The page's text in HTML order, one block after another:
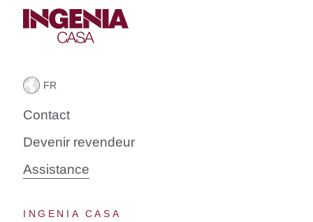
Contact
Devenir revendeur
Assistance
INGENIA CASA